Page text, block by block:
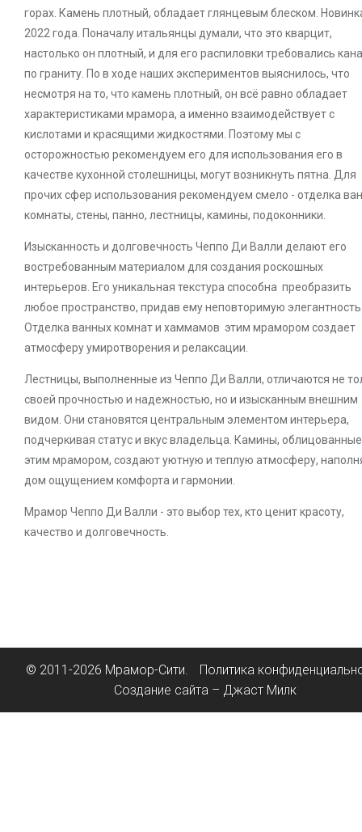
горах. Камень плотный, обладает глянцевым блеском.
2022 года. Поначалу итальянцы думали, что это кварцит,
настолько он плотный, и для его распиловки требовались
по граниту. По в ходе наших экспериментов выяснилось, что
несмотря на то, что камень плотный, он всё равно обладает
характеристиками мрамора, а именно взаимодействует с
кислотами и красящими жидкостями. Поэтому мы с
осторожностью рекомендуем его для использования его в
качестве кухонной столешницы, могут возникнуть пятна. Для
прочих сфер использования рекомендуем смело - отделка
комнаты, стены, панно, лестницы, камины, подоконники.
Изысканность и долговечность Чеппо Ди Валли делают его
востребованным материалом для создания роскошных
интерьеров. Его уникальная текстура способна преобразить
любое пространство, придав ему неповторимую
Отделка ванных комнат и хаммамов этим мрамором создает
атмосферу умиротворения и релаксации.
Лестницы, выполненные из Чеппо Ди Валли, отличаются не
своей прочностью и надежностью, но и изысканным внешним
видом. Они становятся центральным элементом интерьера,
подчеркивая статус и вкус владельца. Камины, облицованные
этим мрамором, создают уютную и теплую атмосферу,
дом ощущением комфорта и гармонии.
Мрамор Чеппо Ди Валли - это выбор тех, кто ценит красоту,
качество и долговечность.
© 2011-2026 Мрамор-Сити.
Политика
Создание сайта – Джаст Милк